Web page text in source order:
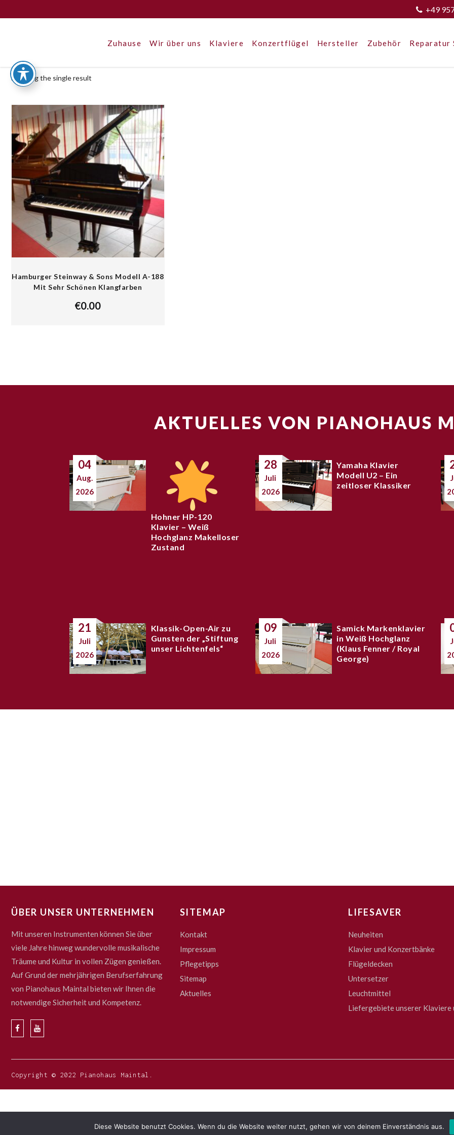
+49
Zuhause Wir über uns Klaviere Konzertflügel Hersteller Zubehör Reparatur
Showing the single result
Hamburger Steinway & Sons Modell A-188
Mit Sehr Schönen Klangfarben
€0.00
AKTUELLES VON PIANOHAUS
04
Aug.
2026
Hohner HP-120
Klavier – Weiß
Hochglanz Makelloser
Zustand
28
Juli
2026
Yamaha Klavier
Modell U2 – Ein
zeitloser Klassiker
21
Juli
2026
Klassik-Open-Air zu
Gunsten der „Stiftung
unser Lichtenfels“
09
Juli
2026
Samick Markenklavier
in Weiß Hochglanz
(Klaus Fenner / Royal
George)
ÜBER UNSER UNTERNEHMEN
Mit unseren Instrumenten können Sie über
viele Jahre hinweg wundervolle musikalische
Träume und Kultur in vollen Zügen genießen.
Auf Grund der mehrjährigen Berufserfahrung
von Pianohaus Maintal bieten wir Ihnen die
notwendige Sicherheit und Kompetenz.
SITEMAP
Kontakt
Impressum
Pflegetipps
Sitemap
Aktuelles
LIFESAVER
Neuheiten
Klavier und Konzertbänke
Flügeldecken
Untersetzer
Leuchtmittel
Liefergebiete unserer Klaviere
Copyright © 2022 Pianohaus Maintal.
Diese Website benutzt Cookies. Wenn du die Website weiter nutzt, gehen wir von deinem Einverständnis aus.